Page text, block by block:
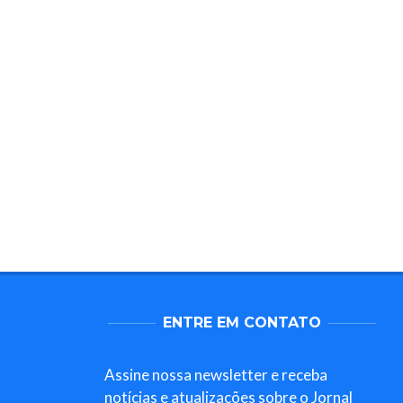
ENTRE EM CONTATO
Assine nossa newsletter e receba
notícias e atualizações sobre o Jornal